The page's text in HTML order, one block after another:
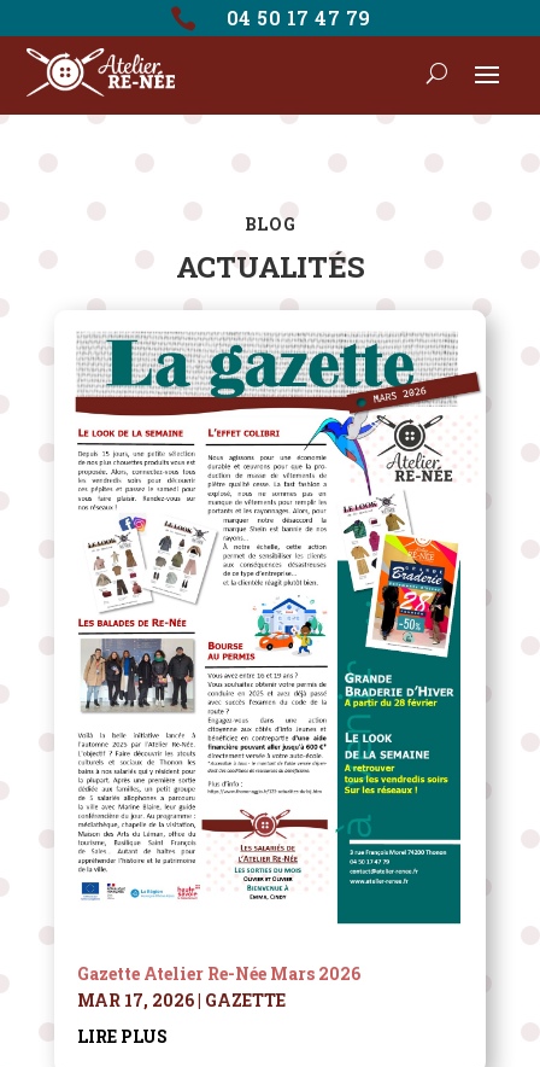
 04 50 17 47 79
BLOG
ACTUALITÉS
Gazette Atelier Re-Née Mars 2026
MAR 17, 2026| GAZETTE
LIRE PLUS